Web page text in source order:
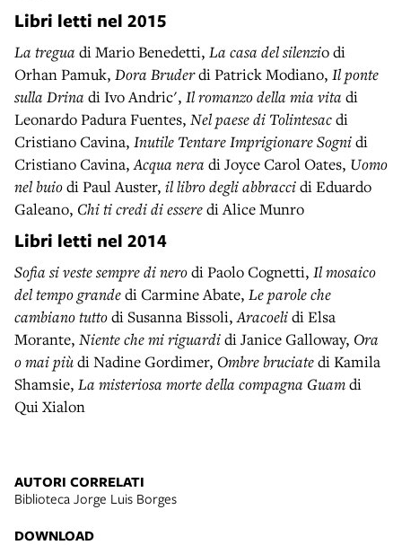
Libri letti nel 2015
La tregua di Mario Benedetti, La casa del silenzio di
Orhan Pamuk, Dora Bruderdi Patrick Modiano, Il ponte
sulla Drina di Ivo Andric', Il romanzo della mia vita di
Leonardo Padura Fuentes, Nel paese di Tolintesacdi
Cristiano Cavina, Inutile Tentare Imprigionare Sognidi
Cristiano Cavina,Acqua nera di Joyce Carol Oates, Uomo
nel buiodi Paul Auster, il libro degli abbraccidi Eduardo
Galeano, Chi ti credi di esseredi Alice Munro
Libri letti nel 2014
Sofia si veste sempre di nerodi Paolo Cognetti, Il mosaico
del tempo grandedi Carmine Abate, Le parole che
cambiano tuttodi Susanna Bissoli,Aracoelidi Elsa
Morante, Niente che mi riguardidi Janice Galloway, Ora
o mai piùdi Nadine Gordimer, Ombre bruciatedi Kamila
Shamsie, La misteriosa morte della compagna Guamdi
Qui Xialon
AUTORI CORRELATI
Biblioteca Jorge Luis Borges
DOWNLOAD